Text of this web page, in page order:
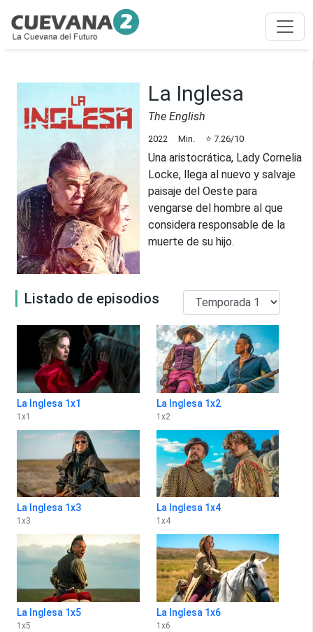
La Inglesa
The English
2022 Min. ⭐ 7.26/10
Una aristocrática, Lady Cornelia
Locke, llega al nuevo y salvaje
paisaje del Oeste para
vengarse del hombre al que
considera responsable de la
muerte de su hijo.
Listado de episodios
La Inglesa 1x1
1 x1
La Inglesa 1x2
1 x2
La Inglesa 1x3
1 x3
La Inglesa 1x4
1 x4
La Inglesa 1x5
1 x5
La Inglesa 1x6
1 x6